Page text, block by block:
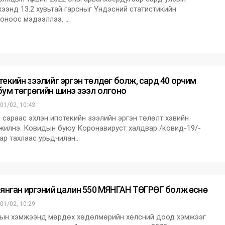
13.2 хувьтай гарсныг Үндэсний статистикийн
мэдээллээ. …
зээлийг эргэн төлдөг болж, сард 40 орчим
төгрөгийн шинэ зээл олгоно
02, 10:43
эхлэн ипотекийн зээлийн эргэн төлөлт хэвийн
Ковидын буюу Коронавируст халдвар /ковид-19/-
тахлаас урьдчилан…
иргэний цалин 550 МЯНГАН ТӨГРӨГ болж өснө
02, 10:29
хэмжээнд мөрдөх хөдөлмөрийн хөлсний доод хэмжээг